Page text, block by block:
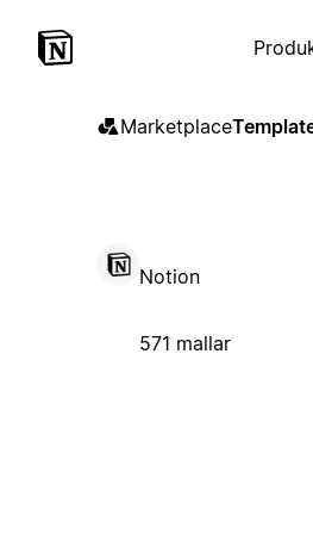
Marketplace
Notion
571 mallar